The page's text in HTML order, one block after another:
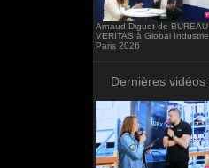
Arnaud Diguet de BUREAU
VERITAS à Global
Paris 2026
Dernières